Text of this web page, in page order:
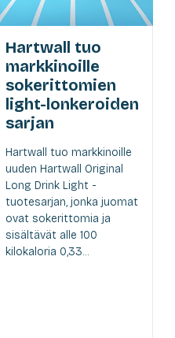
Hartwall tuo
markkinoille
sokerittomien
light-lonkeroiden
sarjan
Hartwall tuo markkinoille
uuden Hartwall Original
Long Drink Light -
tuotesarjan, jonka juomat
ovat sokerittomia ja
sisältävät alle 100
kilokaloria 0,33...